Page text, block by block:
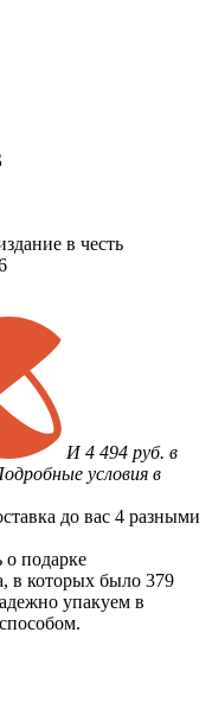
в честь
И 4 494 руб. в
условия в
до вас 4 разными
подарке
в которых было 379
упакуем в